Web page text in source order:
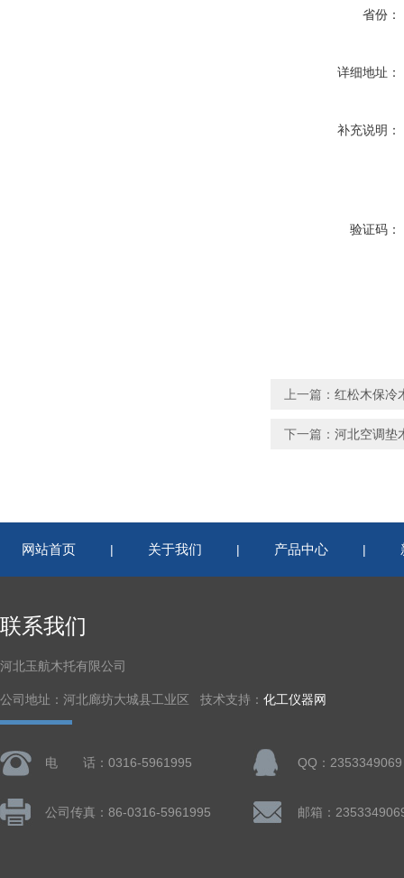
省份：
详细地址：
补充说明：
验证码：
上一篇： 红松木保冷
下一篇： 河北空调垫
网站首页 | 关于我们 | 产品中心 |
联系我们
河北玉航木托有限公司
公司地址：河北廊坊大城县工业区 技术支持： 化工仪器网
电 话：0316-5961995 QQ：2353349069
公司传真：86-0316-5961995 邮箱：